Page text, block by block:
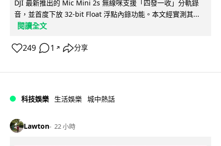
DJI 最新推出的 Mic Mini 2s 無線咪支援「四發一收」分軌錄
音，並首度下放 32-bit Float 浮點內錄功能。本文經實測其...
閱讀全文
249 1 ↗ 分享
科技娛樂 生活娛樂 城中熱話
Lawton 22 小時